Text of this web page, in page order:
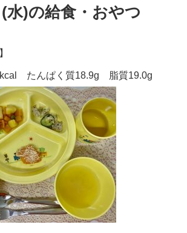
水)の給食・おやつ
たんぱく質18.9g 脂質19.0g